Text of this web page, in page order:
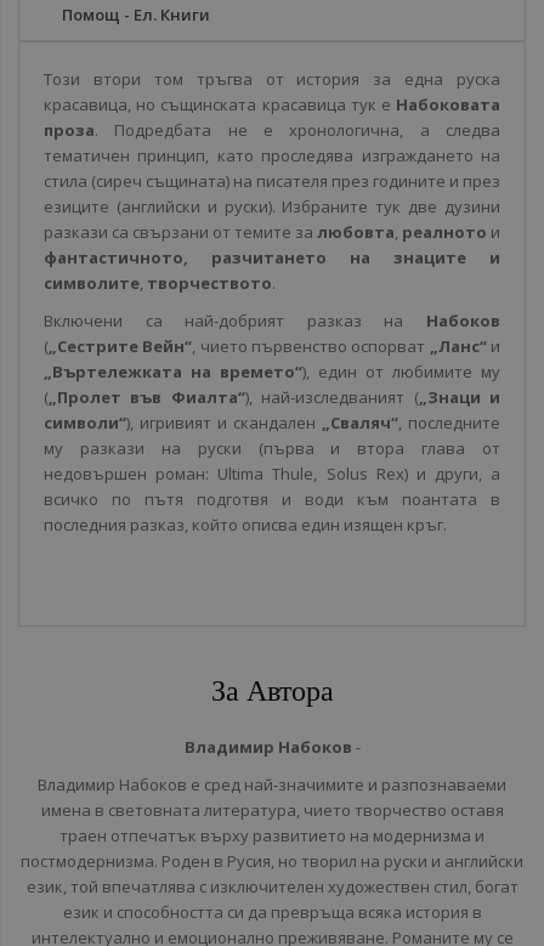
Помощ - Ел. Книги
Този втори том тръгва от история за една руска
красавица, но същинската красавица тук е Набоковата
проза. Подредбата не е хронологична, а следва
тематичен принцип, като проследява изграждането на
стила (сиреч същината) на писателя през годините и през
езиците (английски и руски). Избраните тук две дузини
разкази са свързани от темите за любовта, реалното и
фантастичното,
разчитането на знаците
и
символите, творчеството.
Включени са най-добрият разказ на Набоков
(„Сестрите Вейн“, чието първенство оспорват „Ланс“и
„Въртележката на времето“), един от любимите му
(„Пролет във Фиалта“), най-изследваният („Знаци и
символи“), игривият и скандален „Сваляч“, последните
му разкази на руски (първа и втора глава от
недовършен роман: Ultima Thule, Solus Rex) и други, а
всичко по пътя подготвя и води към поантата в
последния разказ, който описва един изящен кръг.
За Автора
Владимир Набоков -
Владимир Набоков е сред най-значимите и разпознаваеми
имена в световната литература, чието творчество оставя
траен отпечатък върху развитието на модернизма и
постмодернизма. Роден в Русия, но творил на руски и английски
език, той впечатлява с изключителен художествен стил, богат
език и способността си да превръща всяка история в
интелектуално и емоционално преживяване. Романите му се